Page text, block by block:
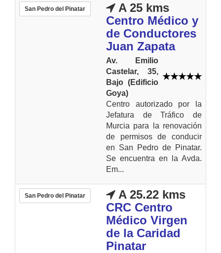
San Pedro del Pinatar
A 25 kms
Centro Médico y
de Conductores
Juan Zapata
Av. Emilio
Castelar, 35,
Bajo (Edificio
Goya)
Centro autorizado por la
Jefatura de Tráfico de
Murcia para la renovación
de permisos de conducir
en San Pedro de Pinatar.
Se encuentra en la Avda.
Em...
San Pedro del Pinatar
A 25.22 kms
CRC Centro
Médico Virgen
de la Caridad
Pinatar